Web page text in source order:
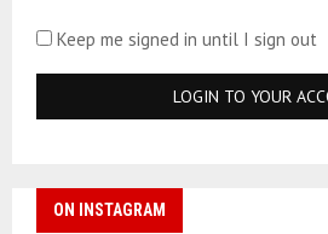
Keep me signed in until I sign out
ON INSTAGRAM